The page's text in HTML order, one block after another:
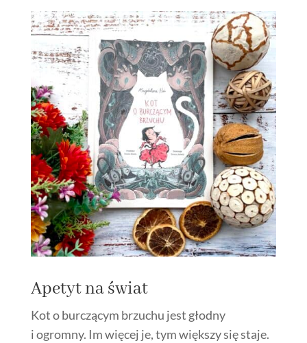
Apetyt na świat
Kot o burczącym brzuchu jest głodny
i ogromny. Im więcej je, tym większy się staje.